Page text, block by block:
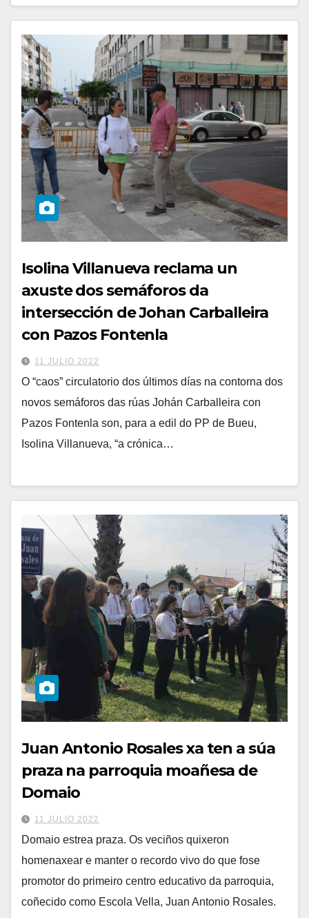
Isolina Villanueva reclama un
axuste dos semáforos da
intersección de Johan Carballeira
con Pazos Fontenla
11 JULIO 2022
O “caos” circulatorio dos últimos días na contorna dos
novos semáforos das rúas Johán Carballeira con
Pazos Fontenla son, para a edil do PP de Bueu,
Isolina Villanueva, “a crónica…
Juan Antonio Rosales xa ten a súa
praza na parroquia moañesa de
Domaio
11 JULIO 2022
Domaio estrea praza. Os veciños quixeron
homenaxear e manter o recordo vivo do que fose
promotor do primeiro centro educativo da parroquia,
coñecido como Escola Vella, Juan Antonio Rosales.